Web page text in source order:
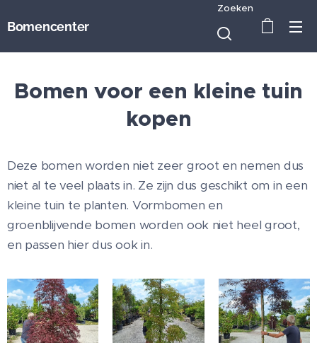
Bomencenter
Zoeken
Bomen voor een kleine tuin
kopen
Deze bomen worden niet zeer groot en nemen dus
niet al te veel plaats in. Ze zijn dus geschikt om in een
kleine tuin te planten. Vormbomen en
groenblijvende bomen worden ook niet heel groot,
en passen hier dus ook in.